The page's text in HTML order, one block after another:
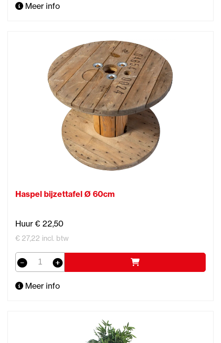
Meer info
Haspel bijzettafel Ø 60cm
Huur € 22,50
€ 27,22 incl. btw
Meer info